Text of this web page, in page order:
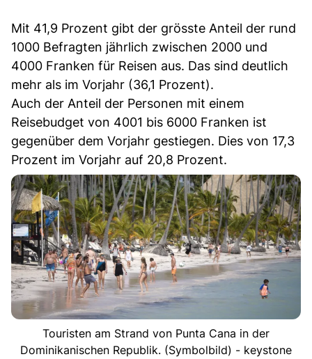
Mit 41,9 Prozent gibt der grösste Anteil der rund
1000 Befragten jährlich zwischen 2000 und
4000 Franken für Reisen aus. Das sind deutlich
mehr als im Vorjahr (36,1 Prozent).
Auch der Anteil der Personen mit einem
Reisebudget von 4001 bis 6000 Franken ist
gegenüber dem Vorjahr gestiegen. Dies von 17,3
Prozent im Vorjahr auf 20,8 Prozent.
Touristen am Strand von Punta Cana in der
Dominikanischen Republik. (Symbolbild) - keystone